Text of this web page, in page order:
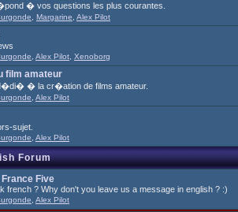
� vos questions les plus courantes.
Margarine Alex Pilot
Alex Pilot Xenoborg
film amateur
� la cr�ation de films amateur.
Alex Pilot
sujet.
Alex Pilot
Forum
Five
french ? Why don't you leave us a message in english ? :)
Alex Pilot